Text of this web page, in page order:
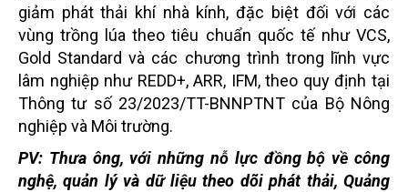
giảm phát thải khí nhà kính, đặc biệt đối với các
vùng trồng lúa theo tiêu chuẩn quốc tế như VCS,
Gold Standard và các chương trình trong lĩnh vực
lâm nghiệp như REDD+, ARR, IFM, theo quy định tại
Thông tư số 23/2023/TT-BNNPTNT của Bộ Nông
nghiệp và Môi trường.
PV: Thưa ông, với những nỗ lực đồng bộ về công
nghệ, quản lý và dữ liệu theo dõi phát thải, Quảng